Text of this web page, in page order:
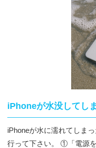
iPhoneが水没してし
iPhoneが水に濡れてしま
行って下さい。 ①「電源を切る」 水が内部に侵入していた